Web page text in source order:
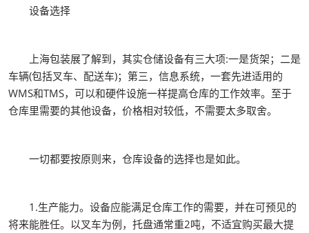
设备选择
上海包装展了解到，其实仓储设备有三大项:一是货架；二是
车辆(包括叉车、配送车)；第三，信息系统，一套先进适用的
WMS和TMS，可以和硬件设施一样提高仓库的工作效率。至于
仓库里需要的其他设备，价格相对较低，不需要太多取舍。
一切都要按原则来，仓库设备的选择也是如此。
1.生产能力。设备应能满足仓库工作的需要，并在可预见的
将来能胜任。以叉车为例，托盘通常重2吨，不适宜购买最大提